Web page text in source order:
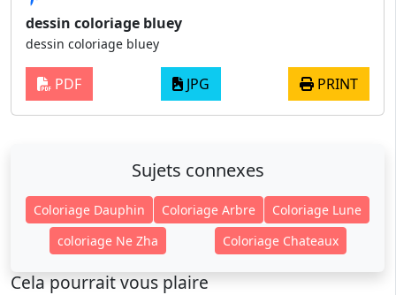
dessin coloriage bluey
dessin coloriage bluey
PDF JPG PRINT
Sujets connexes
Coloriage Dauphin Coloriage Arbre
Coloriage Lune
coloriage Ne Zha
Coloriage Chateaux
Cela pourrait vous plaire